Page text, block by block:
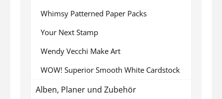
Whimsy Patterned Paper Packs
Your Next Stamp
Wendy Vecchi Make Art
WOW! Superior Smooth White Cardstock
Alben, Planer und Zubehör